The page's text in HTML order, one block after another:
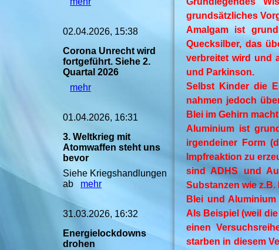
grundsätzliches
Amalgam ist
Quecksilber, das
verbreitet wird und
und Parkinson.
Selbst Kinder die
nahmen jedoch
Blei im Gehirn
Aluminium ist
irgendeiner Form
Impfreaktion zu
sind ADHS und
Substanzen wie
Blei und
Als Beispiel (weil
einen
starben in diesem
02.04.2026, 15:38
Corona Unrecht wird
fortgeführt. Siehe 2.
Quartal 2026
mehr
01.04.2026, 16:31
3. Weltkrieg mit
Atomwaffen steht uns
bevor
Siehe Kriegshandlungen
ab mehr
31.03.2026, 16:32
Energielockdowns
drohen